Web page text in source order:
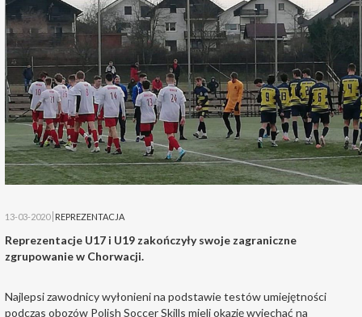
13-03-2020 REPREZENTACJA
Reprezentacje U17 i U19 zakończyły swoje zagraniczne
zgrupowanie w Chorwacji.
Najlepsi zawodnicy wyłonieni na podstawie testów umiejętności
podczas obozów Polish Soccer Skills mieli okazję wyjechać na